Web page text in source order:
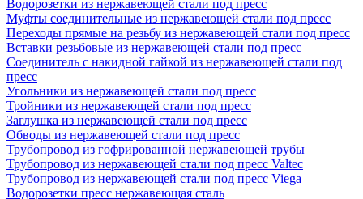
Водорозетки из нержавеющей стали под пресс
Муфты соединительные из нержавеющей стали под пресс
Переходы прямые на резьбу из нержавеющей стали под пресс
Вставки резьбовые из нержавеющей стали под пресс
Соединитель с накидной гайкой из нержавеющей стали под
пресс
Угольники из нержавеющей стали под пресс
Тройники из нержавеющей стали под пресс
Заглушка из нержавеющей стали под пресс
Обводы из нержавеющей стали под пресс
Трубопровод из гофрированной нержавеющей трубы
Трубопровод из нержавеющей стали под пресс Valtec
Трубопровод из нержавеющей стали под пресс Viega
Водорозетки пресс нержавеющая сталь